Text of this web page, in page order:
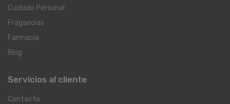
Cuidado Personal
Fragancias
Farmacia
Blog
Servicios al cliente
Contacto